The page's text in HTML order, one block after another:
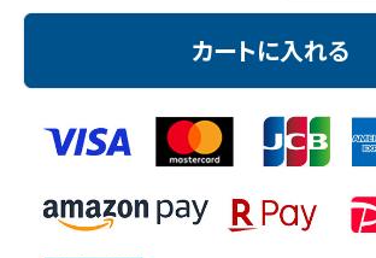
ガイドライン
カートに入れる